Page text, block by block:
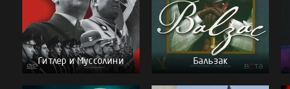
Гитлер и Муссолини Бальзак